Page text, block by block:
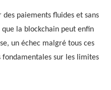
des paiements fluides et sans
la blockchain peut enfin
un échec malgré tous ces
fondamentales sur les limites